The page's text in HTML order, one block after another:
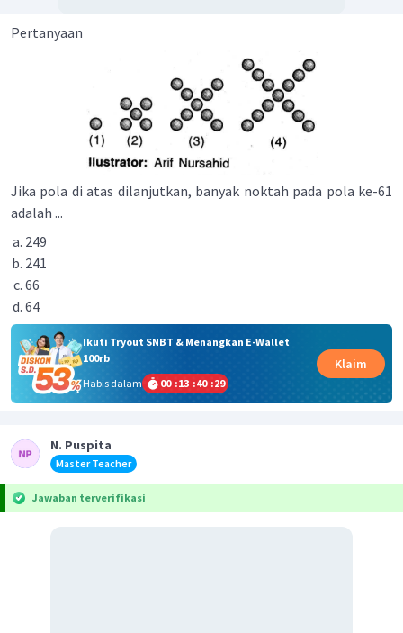
Pertanyaan
Jika pola di atas dilanjutkan, banyak noktah pada pola ke-61
adalah ...
249
241
66
64
Ikuti Tryout SNBT & Menangkan E-Wallet
100rb
Habis dalam
00 :13 :40 :29
Klaim
N. Puspita
Master Teacher
Jawaban terverifikasi